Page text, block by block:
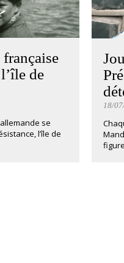
de
se
l’île de
18/